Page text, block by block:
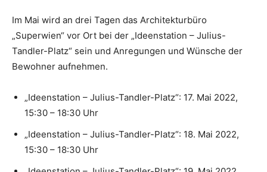
Im Mai wird an drei Tagen das Architekturbüro
„Superwien“ vor Ort bei der „Ideenstation – Julius-
Tandler-Platz“ sein und Anregungen und Wünsche der
Bewohner aufnehmen.
„Ideenstation – Julius-Tandler-Platz“: 17. Mai 2022,
15:30 – 18:30 Uhr
„Ideenstation – Julius-Tandler-Platz“: 18. Mai 2022,
15:30 – 18:30 Uhr